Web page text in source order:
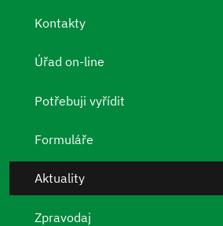
Kontakty
Úřad on-line
Potřebuji vyřídit
Formuláře
Aktuality
Zpravodaj